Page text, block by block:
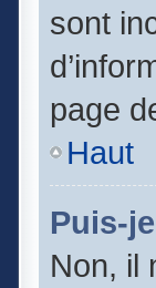
sont
page
Haut
Puis-
Non, il